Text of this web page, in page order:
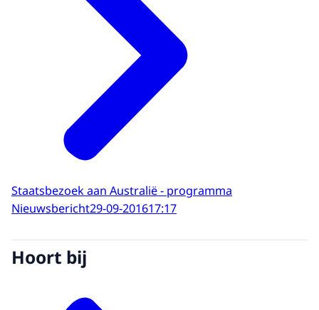
Staatsbezoek aan Australië - programma
Nieuwsbericht29-09-201617:17
Hoort bij